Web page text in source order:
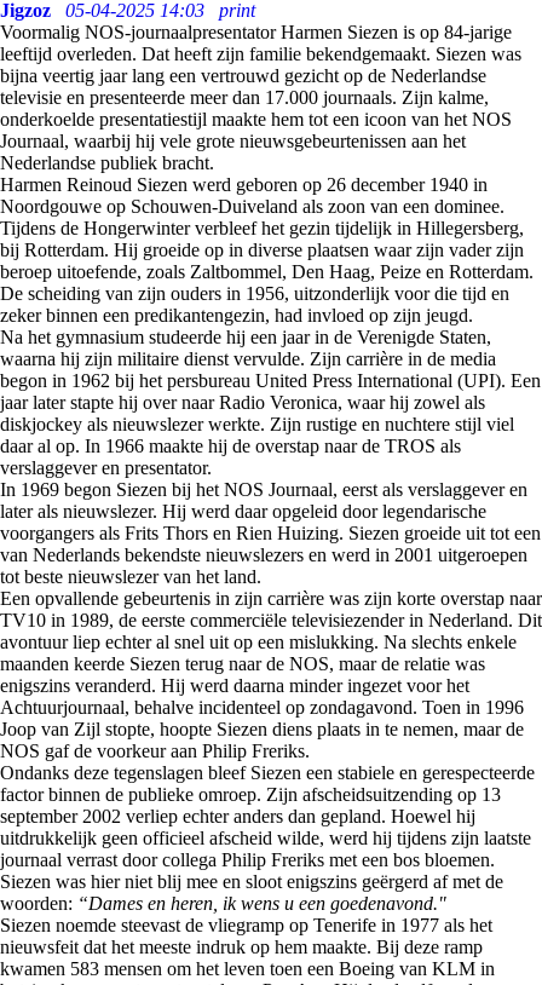
Jigzoz
05-04-2025 14:03
print
Voormalig NOS-journaalpresentator Harmen Siezen is op 84-jarige
leeftijd overleden. Dat heeft zijn familie bekendgemaakt. Siezen was
bijna veertig jaar lang een vertrouwd gezicht op de Nederlandse
televisie en presenteerde meer dan 17.000 journaals. Zijn kalme,
onderkoelde presentatiestijl maakte hem tot een icoon van het NOS
Journaal, waarbij hij vele grote nieuwsgebeurtenissen aan het
Nederlandse publiek bracht.
Harmen Reinoud Siezen werd geboren op 26 december 1940 in
Noordgouwe op Schouwen-Duiveland als zoon van een dominee.
Tijdens de Hongerwinter verbleef het gezin tijdelijk in Hillegersberg,
bij Rotterdam. Hij groeide op in diverse plaatsen waar zijn vader zijn
beroep uitoefende, zoals Zaltbommel, Den Haag, Peize en Rotterdam.
De scheiding van zijn ouders in 1956, uitzonderlijk voor die tijd en
zeker binnen een predikantengezin, had invloed op zijn jeugd.
Na het gymnasium studeerde hij een jaar in de Verenigde Staten,
waarna hij zijn militaire dienst vervulde. Zijn carrière in de media
begon in 1962 bij het persbureau United Press International (UPI). Een
jaar later stapte hij over naar Radio Veronica, waar hij zowel als
diskjockey als nieuwslezer werkte. Zijn rustige en nuchtere stijl viel
daar al op. In 1966 maakte hij de overstap naar de TROS als
verslaggever en presentator.
In 1969 begon Siezen bij het NOS Journaal, eerst als verslaggever en
later als nieuwslezer. Hij werd daar opgeleid door legendarische
voorgangers als Frits Thors en Rien Huizing. Siezen groeide uit tot een
van Nederlands bekendste nieuwslezers en werd in 2001 uitgeroepen
tot beste nieuwslezer van het land.
Een opvallende gebeurtenis in zijn carrière was zijn korte overstap naar
TV10 in 1989, de eerste commerciële televisiezender in Nederland. Dit
avontuur liep echter al snel uit op een mislukking. Na slechts enkele
maanden keerde Siezen terug naar de NOS, maar de relatie was
enigszins veranderd. Hij werd daarna minder ingezet voor het
Achtuurjournaal, behalve incidenteel op zondagavond. Toen in 1996
Joop van Zijl stopte, hoopte Siezen diens plaats in te nemen, maar de
NOS gaf de voorkeur aan Philip Freriks.
Ondanks deze tegenslagen bleef Siezen een stabiele en gerespecteerde
factor binnen de publieke omroep. Zijn afscheidsuitzending op 13
september 2002 verliep echter anders dan gepland. Hoewel hij
uitdrukkelijk geen officieel afscheid wilde, werd hij tijdens zijn laatste
journaal verrast door collega Philip Freriks met een bos bloemen.
Siezen was hier niet blij mee en sloot enigszins geërgerd af met de
woorden: “Dames en heren, ik wens u een goedenavond."
Siezen noemde steevast de vliegramp op Tenerife in 1977 als het
nieuwsfeit dat het meeste indruk op hem maakte. Bij deze ramp
kwamen 583 mensen om het leven toen een Boeing van KLM in